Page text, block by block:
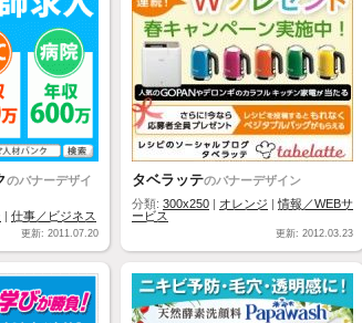
のバナーデザイ
| 仕事／ビジネス
更新: 2011.07.20
タベラッテのバナーデザイン
分類: 300x250 | オレンジ |情報／WEBサ
ービス
更新: 2012.03.23